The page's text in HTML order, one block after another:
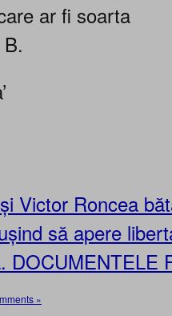
ar fi soarta
Victor Roncea
să apere
DOCUMENTELE
»